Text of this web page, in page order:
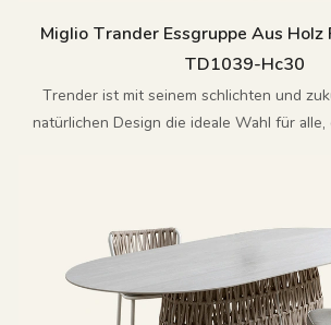
Miglio Trander Essgruppe Aus Holz
TD1039-Hc30
Trender ist mit seinem schlichten und
natürlichen Design die ideale Wahl für